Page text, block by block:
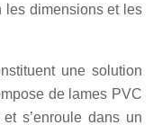
les dimensions et les
une solution
de lames PVC
s’enroule dans un